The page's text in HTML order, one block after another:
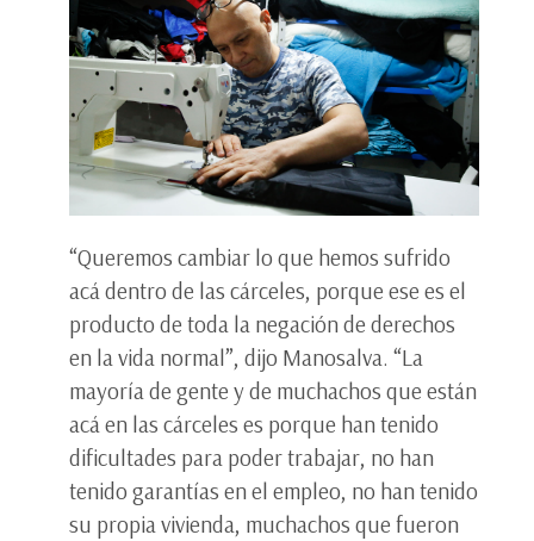
“Queremos cambiar lo que hemos sufrido
acá dentro de las cárceles, porque ese es el
producto de toda la negación de derechos
en la vida normal”, dijo Manosalva. “La
mayoría de gente y de muchachos que están
acá en las cárceles es porque han tenido
dificultades para poder trabajar, no han
tenido garantías en el empleo, no han tenido
su propia vivienda, muchachos que fueron